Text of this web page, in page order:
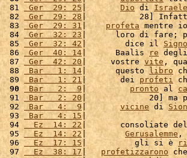
81 Ger  29: 25| Dio di Israele
82
Ger  29: 28 |           28]
83 Ger  29: 31| profeta mentre
84 Ger  32: 23|      loro di fare;
85
Ger  32: 42|        dice il
86 Ger  40: 14 |      Baalìs re
87 Ger  42: 20|     vostre vite ,
88
Bar   1: 14|      questo libro
89 Bar   1: 21 |       dei profeti
90 Bar   2:  9| pronto al
91 Bar   2: 20|             20] ma
92
Bar   4:  9| vicine di Sion
93
Bar   4: 15 |
94
  Ez  14: 22
|       consoliate
95
  Ez  14: 22
| Gerusalemme,
96
  Ez  17: 15
|          gli si è
97
  Ez  38: 17
| profetizzarono